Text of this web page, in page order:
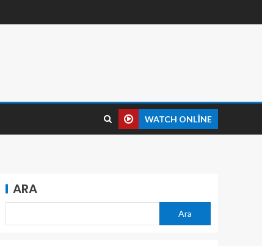
WATCH ONLINE
ARA
Ara